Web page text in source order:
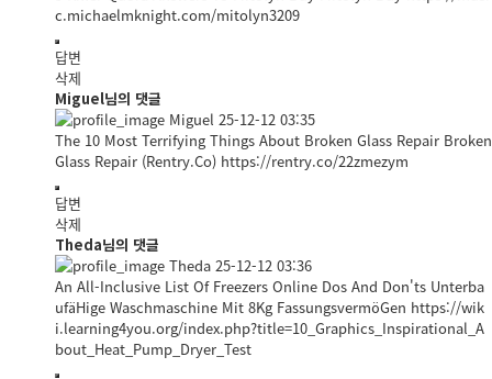
c.michaelmknight.com/mitolyn3209
답변
삭제
Miguel님의 댓글
Miguel 25-12-12 03:35
The 10 Most Terrifying Things About Broken Glass Repair Broken
Glass Repair (Rentry.Co) https://rentry.co/22zmezym
답변
삭제
Theda님의 댓글
Theda 25-12-12 03:36
An All-Inclusive List Of Freezers Online Dos And Don'ts Unterba
ufäHige Waschmaschine Mit 8Kg FassungsvermöGen https://wik
i.learning4you.org/index.php?title=10_Graphics_Inspirational_A
bout_Heat_Pump_Dryer_Test